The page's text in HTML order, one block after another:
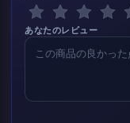
あなたのレビュー